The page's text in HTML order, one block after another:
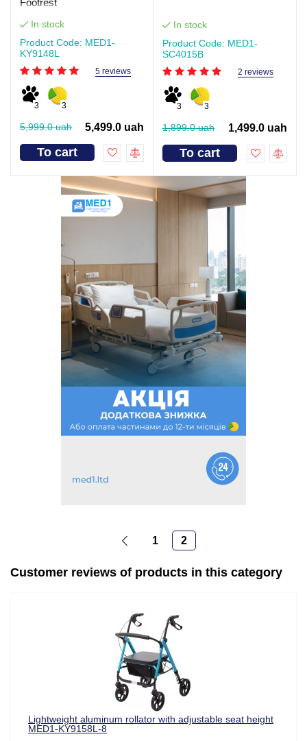
In stock
Product Code: MED1-
KY9148L
5 reviews
3 3
5,999.0 uah 5,499.0 uah
To cart
In stock
Product Code: MED1-
SC4015B
2 reviews
3 3
1,899.0 uah 1,499.0 uah
To cart
1 2
Customer reviews of products in this category
Lightweight aluminum rollator with adjustable seat height
MED1-KY9158L-8